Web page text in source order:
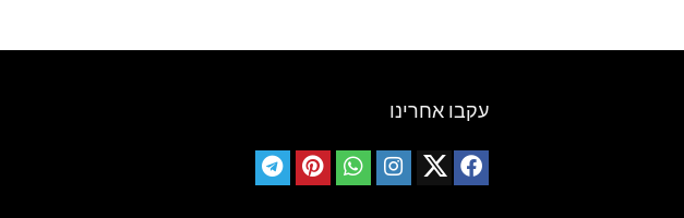
עקבו אחרינו